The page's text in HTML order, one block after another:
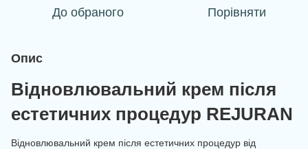
До обраного Порівняти
Опис
Відновлювальний крем після
естетичних процедур REJURAN
Відновлювальний крем після естетичних процедур від